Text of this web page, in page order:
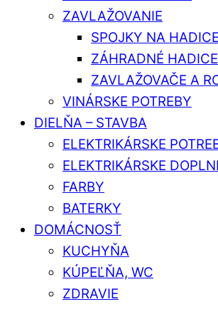
ZAVLAŽOVANIE
SPOJKY NA
ZÁHRADNÉ HADICE
ZAVLAŽOVAČE A
VINÁRSKE POTREBY
DIELŇA – STAVBA
ELEKTRIKÁRSKE
ELEKTRIKÁRSKE
FARBY
BATERKY
DOMÁCNOSŤ
KUCHYŇA
KÚPEĽŇA, WC
ZDRAVIE